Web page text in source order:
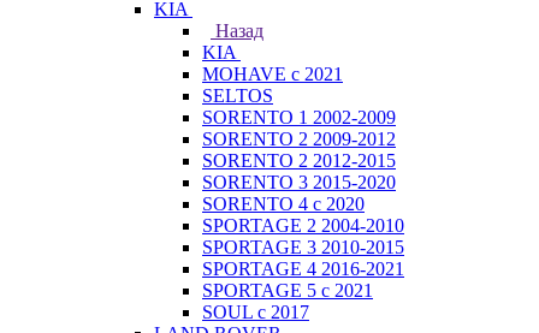
KIA
Назад
KIA
MOHAVE с 2021
SELTOS
SORENTO 1 2002-2009
SORENTO 2 2009-2012
SORENTO 2 2012-2015
SORENTO 3 2015-2020
SORENTO 4 с 2020
SPORTAGE 2 2004-2010
SPORTAGE 3 2010-2015
SPORTAGE 4 2016-2021
SPORTAGE 5 с 2021
SOUL с 2017